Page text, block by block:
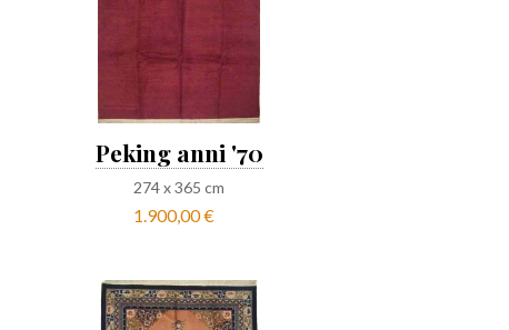
Peking anni '70
274x365 cm
1.900,00 €